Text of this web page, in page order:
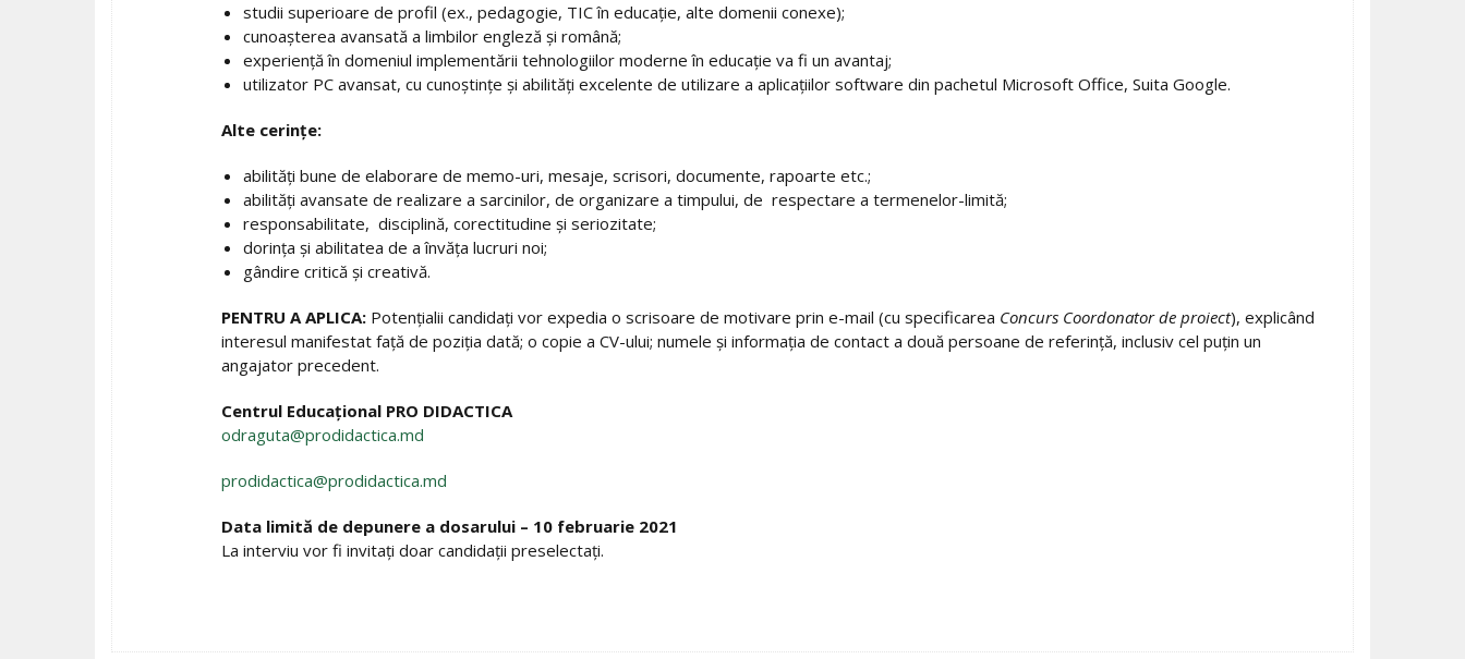
studii superioare de profil (ex., pedagogie, TIC în educație, alte domenii conexe);
cunoașterea avansată a limbilor engleză și română;
experiență în domeniul implementării tehnologiilor moderne în educație va fi un avantaj;
utilizator PC avansat, cu cunoștințe și abilități excelente de utilizare a aplicațiilor software din pachetul Microsoft Office, Suita Google.
Alte cerințe:
abilități bune de elaborare de memo-uri, mesaje, scrisori, documente, rapoarte etc.;
abilități avansate de realizare a sarcinilor, de organizare a timpului, de respectare a termenelor-limită;
responsabilitate, disciplină, corectitudine și seriozitate;
dorința și abilitatea de a învăța lucruri noi;
gândire critică și creativă.
PENTRU A APLICA: Potențialii candidați vor expedia o scrisoare de motivare prin e-mail (cu specificarea Concurs Coordonator de proiect), explicând
interesul manifestat față de poziția dată; o copie a CV-ului; numele și informația de contact a două persoane de referință, inclusiv cel puțin un
angajator precedent.
Centrul Educațional PRO DIDACTICA
odraguta@prodidactica.md
prodidactica@prodidactica.md
Data limită de depunere a dosarului – 10 februarie 2021
La interviu vor fi invitați doar candidații preselectați.